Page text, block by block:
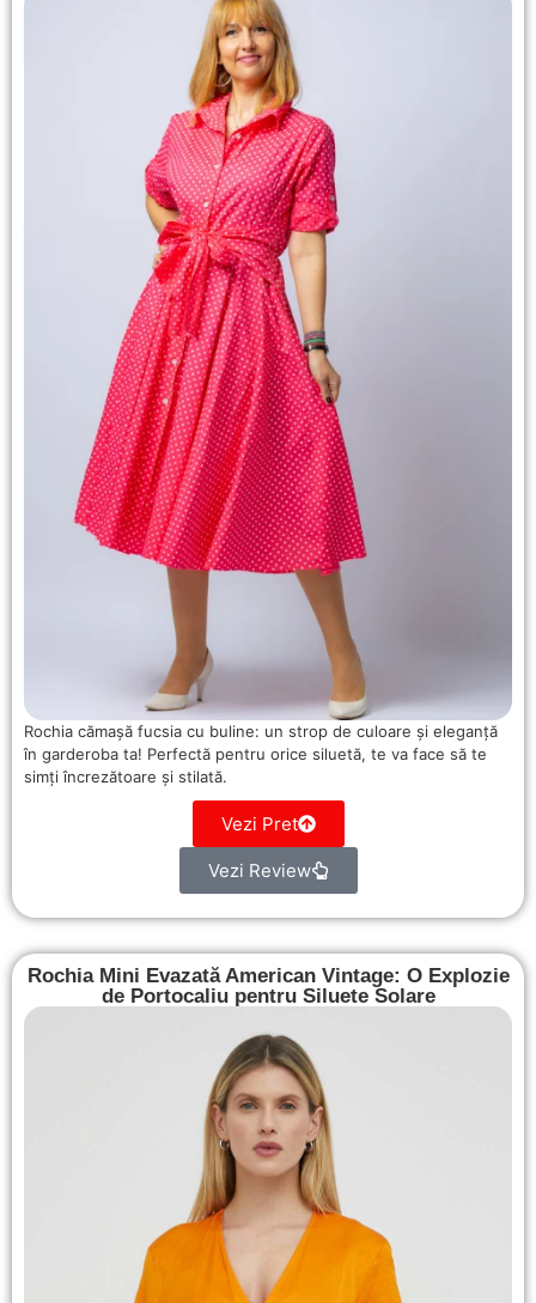
Rochia cămașă fucsia cu buline: un strop de culoare și eleganță
în garderoba ta! Perfectă pentru orice siluetă, te va face să te
simți încrezătoare și stilată.
Vezi Pret
Vezi Review
Rochia Mini Evazată American Vintage: O Explozie
de Portocaliu pentru Siluete Solare